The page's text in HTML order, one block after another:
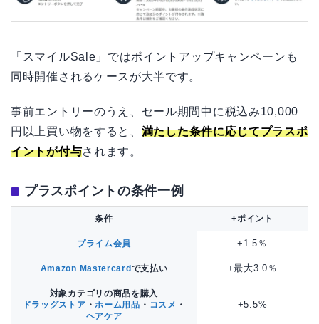
「スマイルSale」ではポイントアップキャンペーンも
同時開催されるケースが大半です。
事前エントリーのうえ、セール期間中に税込み10,000
円以上買い物をすると、 満たした条件に応じてプラスポ
イントが付与されます。
プラスポイントの条件一例
条件 +ポイント
プライム会員 +1.5％
Amazon Mastercard で支払い +最大3.0％
対象カテゴリの商品を購入
ドラッグストア ・ホーム用品 ・ コスメ ・
ヘアケア
+5.5%